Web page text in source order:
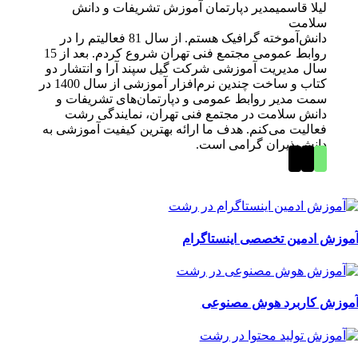
لیلا قاسمیمدیر دپارتمان آموزش تشریفات و دانش
سلامت
دانش‌آموخته گرافیک هستم. از سال 81 فعالیتم را در
روابط عمومی مجتمع فنی تهران شروع کردم. بعد از 15
سال مدیریت آموزشی شرکت گیل سپند آرا و انتشار دو
کتاب و ساخت چندین نرم‌افزار آموزشی از سال 1400 در
سمت مدیر روابط عمومی و دپارتمان‌های تشریفات و
دانش سلامت در مجتمع فنی تهران، نمایندگی رشت
فعالیت می‌کنم. هدف ما ارائه بهترین کیفیت آموزشی به
دانش‌پذیران گرامی است.
آموزش ادمین تخصصی اینستاگرام
آموزش کاربرد هوش مصنوعی